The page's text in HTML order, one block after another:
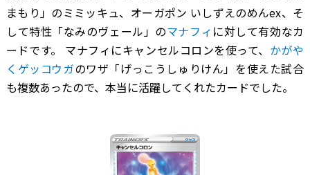
まもり」のミミッキュ、オーガポン いしずえのめんex、そ
して特性「なみのヴェール」のマナフィ に対して有効なカ
ードです。 マナフィにキャンセルコロンを使って、 かがや
くゲッコウガのワザ「げっこうしゅりけん」を使えた試合
も複数あったので、本当に活躍してくれたカードでした。